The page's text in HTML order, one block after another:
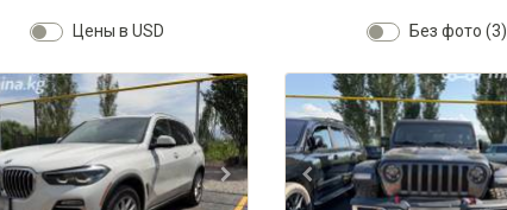
Цены в USD Без фото (3)